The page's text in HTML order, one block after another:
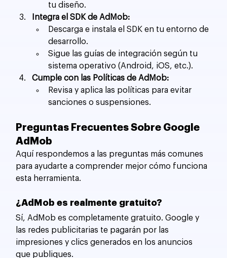
tu diseño.
Integra el SDK de AdMob:
Descarga e instala el SDK en tu entorno de
desarrollo.
Sigue las guías de integración según tu
sistema operativo (Android, iOS, etc.).
Cumple con las Políticas de AdMob:
Revisa y aplica las políticas para evitar
sanciones o suspensiones.
Preguntas Frecuentes Sobre Google
AdMob
Aquí respondemos a las preguntas más comunes
para ayudarte a comprender mejor cómo funciona
esta herramienta.
¿AdMob es realmente gratuito?
Sí, AdMob es completamente gratuito. Google y
las redes publicitarias te pagarán por las
impresiones y clics generados en los anuncios
que publiques.